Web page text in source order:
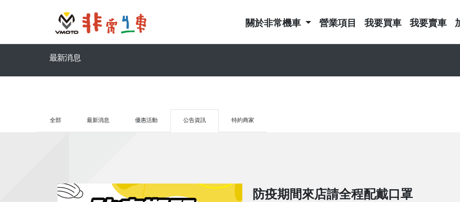
關於非常機車 營業項目 我要買車 我要賣車
最新消息
全部 最新消息 優惠活動 公告資訊 特約商家
防疫期間來店請全程配戴口罩